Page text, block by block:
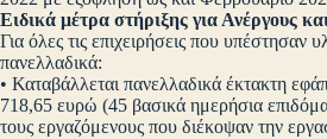
Ειδικά μέτρα στήριξης για Ανέργους
Για όλες τις επιχειρήσεις που υπέστησαν
πανελλαδικά:
• Καταβάλλεται πανελλαδικά έκτακτη
718,65 ευρώ (45 βασικά ημερήσια
τους εργαζόμενους που διέκοψαν την